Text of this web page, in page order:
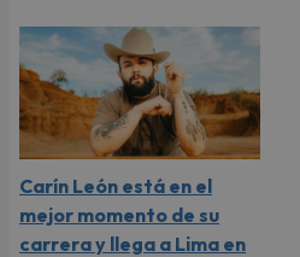
Carín León está en el
mejor momento de su
carrera y llega a Lima en